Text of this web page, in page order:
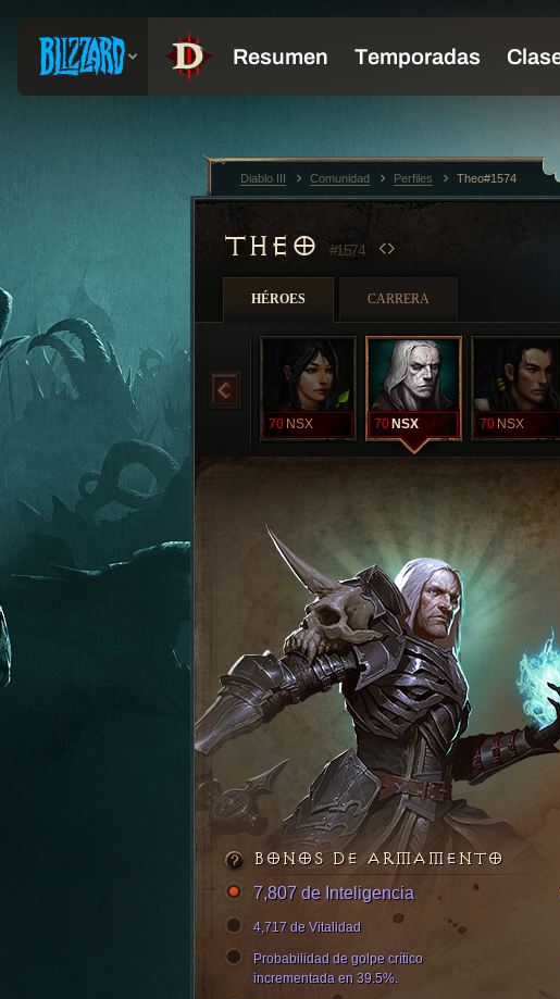
THEO #1574
HÉROES CARRERA
70 NSX 70 NSX 70 NSX
BONOS DE ARMAMENTO
7,807 de Inteligencia
4,717 de Vitalidad
Probabilidad de golpe crítico
incrementada en 39.5%.
Diablo III Comunidad Perfiles Theo#1574